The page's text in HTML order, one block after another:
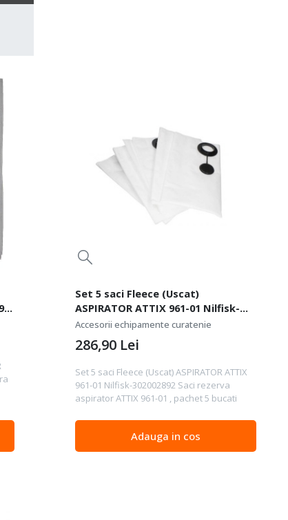
Set 5 saci Fleece (Uscat)
ASPIRATOR ATTIX 961-01 Nilfisk-
302002892
Accesorii echipamente curatenie
Set 5 saci Fleece (Uscat) ASPIRATOR ATTIX
961-01 Nilfisk-302002892 Saci rezerva
aspirator ATTIX 961-01 , pachet 5 bucati
286,90 Lei
Adauga in cos